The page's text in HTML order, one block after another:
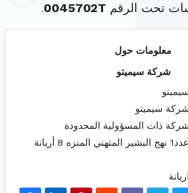
تحت الرقم 0045702T
.
معلومات حول
شركة سيميتو
سيميتو
شركة سيميتو
شركة ذات المسؤولية المحدودة
عدد1 نهج البشير المتهني المنزه 8 أريانة
اريانة